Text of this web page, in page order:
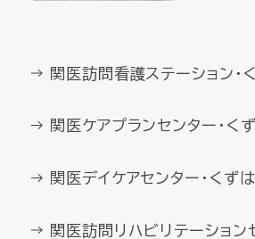
関医訪問看護ステーション・
関医ケアプランセンター・く
関医デイケアセンター・くずは
関医訪問リハビリテーション